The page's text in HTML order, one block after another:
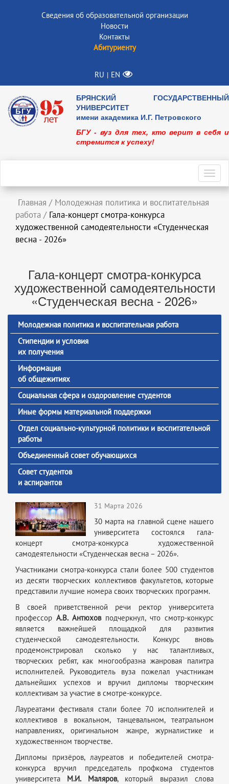
Сведения об образовательной организации
Новости
Контакты
Абитуриенту
RU | EN
БРЯНСКИЙ ГОСУДАРСТВЕННЫЙ
УНИВЕРСИТЕТ
имени академика И.Г. Петровского
БГУ - вуз для тех, кто верит в себя и
стремится к успеху!
Главная / Молодежная политика и воспитательная
работа / Гала-концерт смотра-конкурса
художественной самодеятельности «Студенческая
весна - 2026»
Гала-концерт смотра-конкурса
художественной самодеятельности
«Студенческая весна - 2026»
Молодежная политика и воспитательная работа
Стипендии и условия
их получения
Информация
об общежитиях
Социальная сфера и оздоровление студентов
Иные формы материальной поддержки
Отдел социально-культурной политики и воспитательной
работы
Объединенный совет обучающихся
Совет студентов
и аспирантов
31 Марта 2026
30 марта на главной сцене нашего
университета состоялся гала-
концерт смотра-конкурса художественной
самодеятельности «Студенческая весна – 2026».
Участниками смотра-конкурса стали более 500 студентов
из десяти творческих коллективов факультетов, которые
представили лучшие номера своих творческих программ.
В своей приветственной речи ректор университета
профессор А.В. Антюховподчеркнул, что смотр-конкурс
является важнейшей площадкой для развития
студенческой самодеятельности. Конкурс вновь
продемонстрировал сколько у нас талантливых,
творческих ребят, как многообразна жанровая палитра
исполнителей. Руководитель вуза пожелал участникам
дальнейших успехов и вручил дипломы творческим
коллективам за участие в смотре-конкурсе.
Лауреатами фестиваля стали более 70 исполнителей и
коллективов в вокальном, танцевальном, театральном
направлениях, оригинальном жанре, журналистике и
художественном творчестве.
Дипломы призёров, лауреатов и победителей смотра-
конкурса вручил председатель профкома студентов
университета М.И. Маляров, который выразил слова